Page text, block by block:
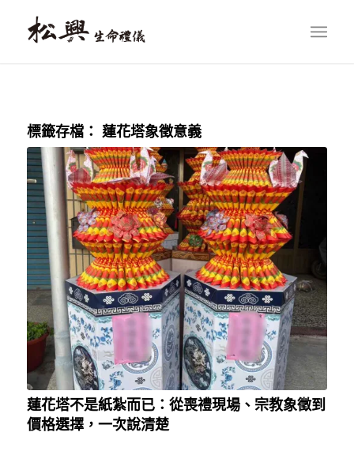
標籤存檔： 蓮花塔象徵意義
蓮花塔不是紙紮而已：從喪禮現場、宗教象徵到
價格選擇，一次說清楚